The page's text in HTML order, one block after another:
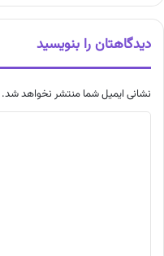
دیدگاهتان را بنویسید
نشانی ایمیل شما منتشر نخواهد شد.